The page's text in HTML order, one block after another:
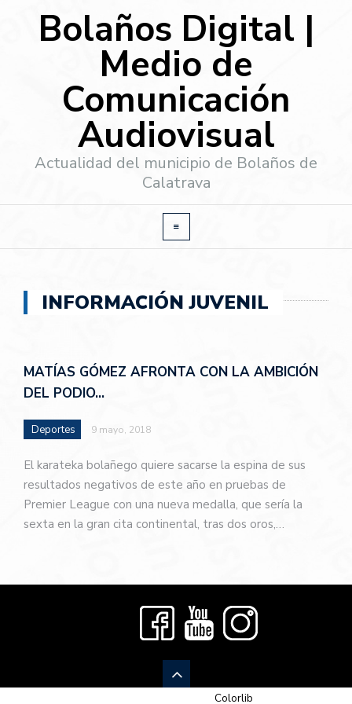
Bolaños Digital |
Medio de
Comunicación
Audiovisual
Actualidad del municipio de Bolaños de
Calatrava
INFORMACIÓN JUVENIL
MATÍAS GÓMEZ AFRONTA CON LA AMBICIÓN
DEL PODIO…
Deportes 9 mayo, 2018
El karateka bolañego quiere sacarse la espina de sus
resultados negativos de este año en pruebas de
Premier League con una nueva medalla, que sería la
sexta en la gran cita continental, tras dos oros,…
Colorlib